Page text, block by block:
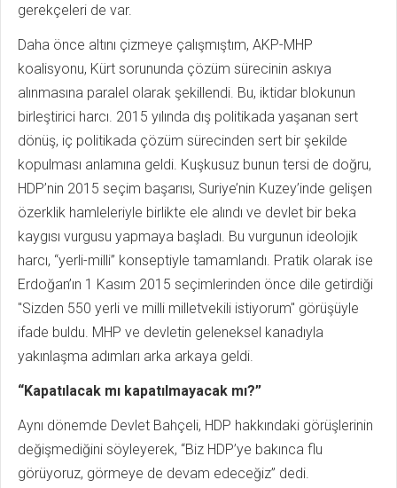
gerekçeleri de var.
Daha önce altını çizmeye çalışmıştım, AKP-MHP
koalisyonu, Kürt sorununda çözüm sürecinin askıya
alınmasına paralel olarak şekillendi. Bu, iktidar blokunun
birleştirici harcı. 2015 yılında dış politikada yaşanan sert
dönüş, iç politikada çözüm sürecinden sert bir şekilde
kopulması anlamına geldi. Kuşkusuz bunun tersi de doğru,
HDP’nin 2015 seçim başarısı, Suriye’nin Kuzey’inde gelişen
özerklik hamleleriyle birlikte ele alındı ve devlet bir beka
kaygısı vurgusu yapmaya başladı. Bu vurgunun ideolojik
harcı, “yerli-milli” konseptiyle tamamlandı. Pratik olarak ise
Erdoğan’ın 1 Kasım 2015 seçimlerinden önce dile getirdiği
"Sizden 550 yerli ve milli milletvekili istiyorum" görüşüyle
ifade buldu. MHP ve devletin geleneksel kanadıyla
yakınlaşma adımları arka arkaya geldi.
“Kapatılacak mı kapatılmayacak mı?”
Aynı dönemde Devlet Bahçeli, HDP hakkındaki görüşlerinin
değişmediğini söyleyerek, “Biz HDP’ye bakınca flu
görüyoruz, görmeye de devam edeceğiz” dedi.